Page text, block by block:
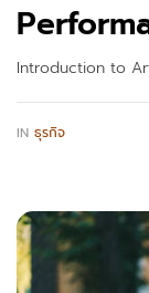
Introduction to
IN ธุรกิจ